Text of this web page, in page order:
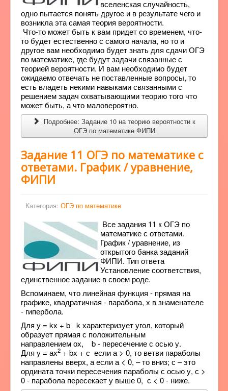
вселенская случайность,
одно пытается понять другое и в результате чего и
возникла эта самая теория вероятности.
Что-то может быть к вам придет со временем, что-
то будет естественно с самого начала, но то и
другое вам необходимо будет знать для сдачи ОГЭ
по математике, где будут задачи связанные с
теорией вероятности. И вам необходимо будет
ожидаемо отвечать не поставленные вопросы, то
есть владеть некими навыками связанными с
решением задач охватывающими теорию того что
может быть, а что маловероятно.
Подробнее: Задание 10 на теорию вероятности к
ОГЭ по математике ФИПИ
Задание 11 ОГЭ по математике с
ответами. График / уравнение,
ФИПИ
Категория: ОГЭ по математике
Все задания 11 к ОГЭ по
математике с ответами.
График / уравнение, из
открытого банка заданий
ФИПИ. Тип ответа
Установление соответствия,
единственное задание в своем роде.
Вспоминаем, что линейная функция - прямая на
графике, квадратичная - парабола, х в знаменателе
- гипербола.
Для у = kх + b k характеризует угол, который
образует прямая с положительным
направлением ох, b - пересечение с осью у.
Для у = ах2 + bх + с если а > 0, то ветви параболы
направлены вверх, а если а < 0, – то вниз; с – это
ордината точки пересечения параболы с осью у, с >
0 - парабола пересекает у выше 0, с < 0 - ниже.